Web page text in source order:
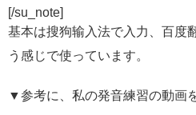
[/su_note]
基本は搜狗输入法で入力、百度
う感じで使っています。
▼参考に、私の発音練習の動画